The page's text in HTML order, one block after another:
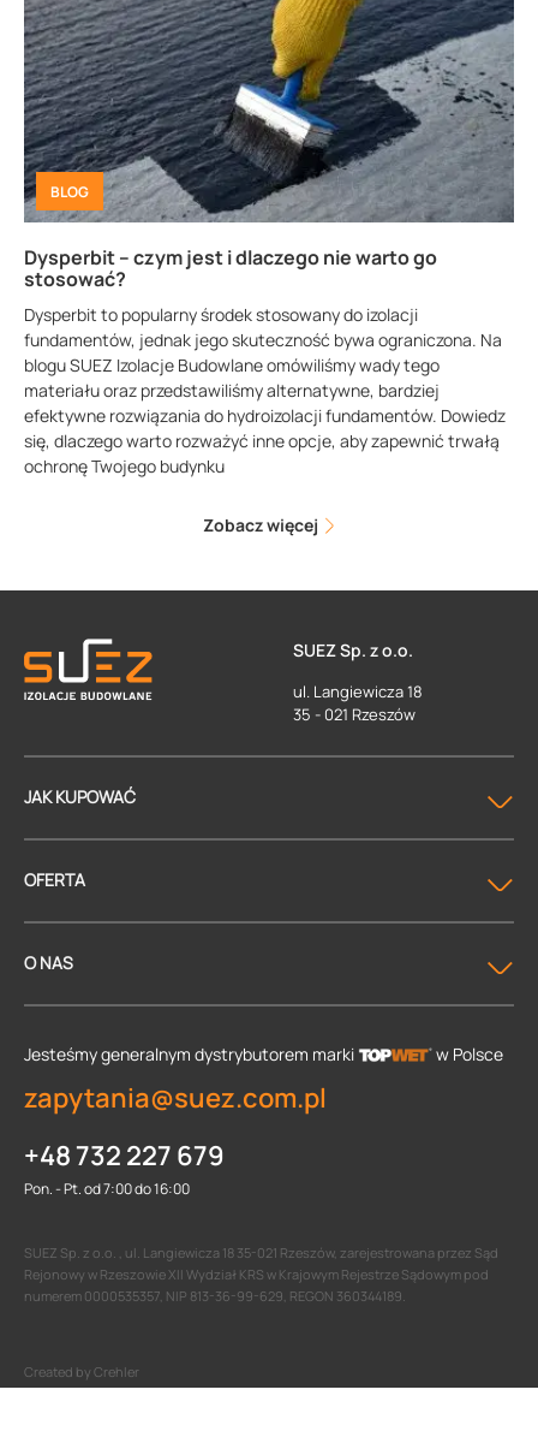
BLOG
Dysperbit – czym jest i dlaczego nie warto go
stosować?
Dysperbit to popularny środek stosowany do izolacji
fundamentów, jednak jego skuteczność bywa ograniczona. Na
blogu SUEZ Izolacje Budowlane omówiliśmy wady tego
materiału oraz przedstawiliśmy alternatywne, bardziej
efektywne rozwiązania do hydroizolacji fundamentów. Dowiedz
się, dlaczego warto rozważyć inne opcje, aby zapewnić trwałą
ochronę Twojego budynku
Zobacz więcej
SUEZ Sp. z o.o.
ul. Langiewicza 18
35 - 021 Rzeszów
JAK KUPOWAĆ
OFERTA
O NAS
Jesteśmy generalnym dystrybutorem marki w Polsce
zapytania@suez.com.pl
+48 732 227 679
Pon. - Pt. od 7:00 do 16:00
SUEZ Sp. z o.o. , ul. Langiewicza 18 35-021 Rzeszów, zarejestrowana przez Sąd
Rejonowy w Rzeszowie XII Wydział KRS w Krajowym Rejestrze Sądowym pod
numerem 0000535357, NIP 813-36-99-629, REGON 360344189.
Created by Crehler